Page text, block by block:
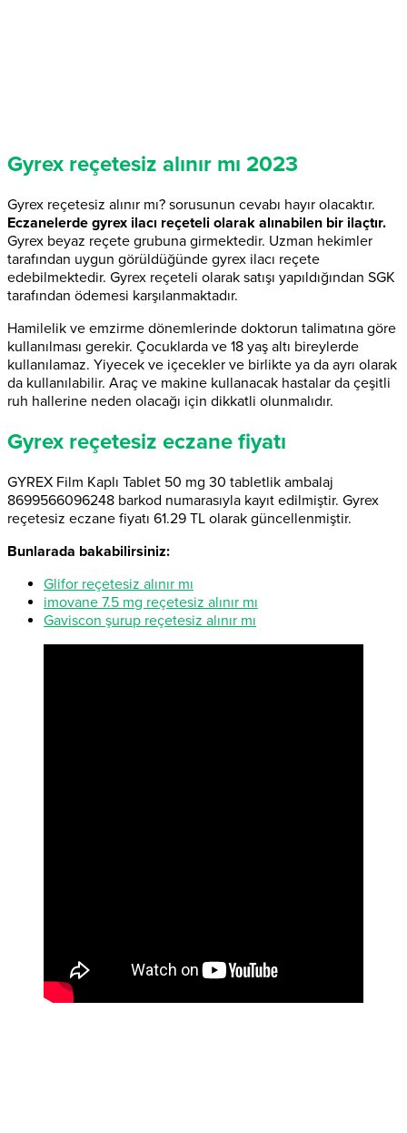
Gyrex reçetesiz alınır mı 2023
Gyrex reçetesiz alınır mı? sorusunun cevabı hayır olacaktır.
Eczanelerde gyrex ilacı reçeteli olarak alınabilen bir ilaçtır.
Gyrex beyaz reçete grubuna girmektedir. Uzman hekimler
tarafından uygun görüldüğünde gyrex ilacı reçete
edebilmektedir. Gyrex reçeteli olarak satışı yapıldığından SGK
tarafından ödemesi karşılanmaktadır.
Hamilelik ve emzirme dönemlerinde doktorun talimatına göre
kullanılması gerekir. Çocuklarda ve 18 yaş altı bireylerde
kullanılamaz. Yiyecek ve içecekler ve birlikte ya da ayrı olarak
da kullanılabilir. Araç ve makine kullanacak hastalar da çeşitli
ruh hallerine neden olacağı için dikkatli olunmalıdır.
Gyrex reçetesiz eczane fiyatı
GYREX Film Kaplı Tablet 50 mg 30 tabletlik ambalaj
8699566096248 barkod numarasıyla kayıt edilmiştir. Gyrex
reçetesiz eczane fiyatı 61.29 TL olarak güncellenmiştir.
Bunlarada bakabilirsiniz:
Glifor reçetesiz alınır mı
imovane 7.5 mg reçetesiz alınır mı
Gaviscon şurup reçetesiz alınır mı